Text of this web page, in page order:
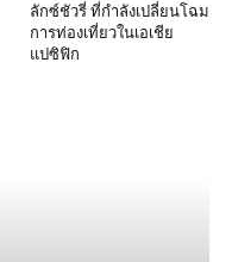
ลักซ์ชัวรี่ ที่กำลังเปลี่ยนโฉม
การท่องเที่ยวในเอเชีย
แปซิฟิก